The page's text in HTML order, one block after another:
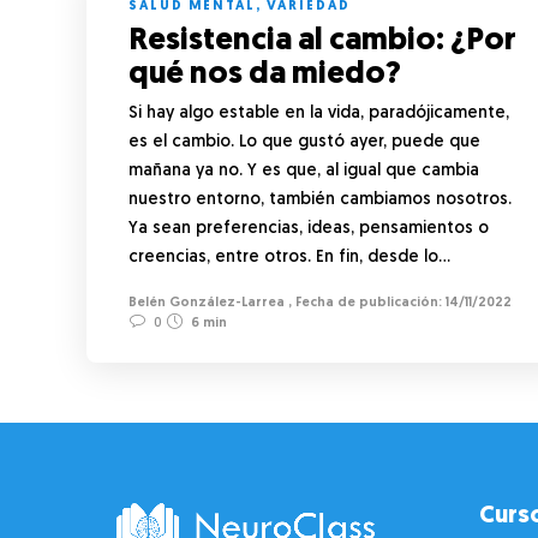
SALUD MENTAL , VARIEDAD
Resistencia al cambio: ¿Por
qué nos da miedo?
Si hay algo estable en la vida, paradójicamente,
es el cambio. Lo que gustó ayer, puede que
mañana ya no. Y es que, al igual que cambia
nuestro entorno, también cambiamos nosotros.
Ya sean preferencias, ideas, pensamientos o
creencias, entre otros. En fin, desde lo…
Belén González-Larrea ,
14/11/2022
0
6 min